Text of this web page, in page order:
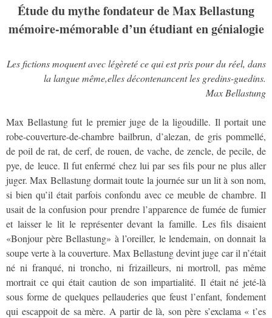
Étude du mythe fondateur de Max Bellastung
mémoire-mémorable d’un étudiant en génialogie
Les fictions moquent avec légèreté ce qui est pris pour du réel, dans
la langue même,elles décontenancent les gredins-guedins.
Max Bellastung
Max Bellastung fut le premier juge de la ligoudille. Il portait une
robe-couverture-de-chambre bailbrun, d’alezan, de gris pommellé,
de poil de rat, de cerf, de rouen, de vache, de zencle, de pecile, de
pye, de leuce. Il fut enfermé chez lui par ses fils pour ne plus aller
juger. Max Bellastung dormait toute la journée sur un lit à son nom,
si bien qu’il était parfois confondu avec ce meuble de chambre. Il
usait de la confusion pour prendre l’apparence de fumée de fumier
et laisser le lit le représenter devant la famille. Les fils disaient
«Bonjour père Bellastung» à l’oreiller, le lendemain, on donnait la
soupe verte à la couverture. Max Bellastung devint juge car il n’était
né ni franqué, ni troncho, ni frizailleurs, ni mortroll, pas même
mortrait ce qui était caution de son impartialité. Il était né jeté-là
sous forme de quelques pellauderies que feust l’enfant, fondement
qui escappoit de sa mère. A partir de là, son père s’exclama « t’es